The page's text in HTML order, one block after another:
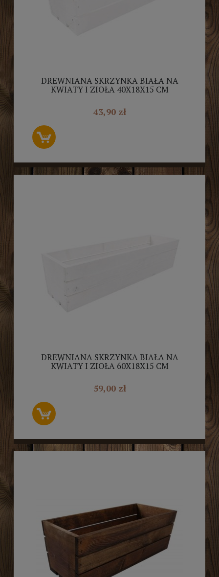
DREWNIANA SKRZYNKA BIAŁA NA
KWIATY I ZIOŁA 40X18X15 CM
43,90 zł
DREWNIANA SKRZYNKA BIAŁA NA
KWIATY I ZIOŁA 60X18X15 CM
59,00 zł